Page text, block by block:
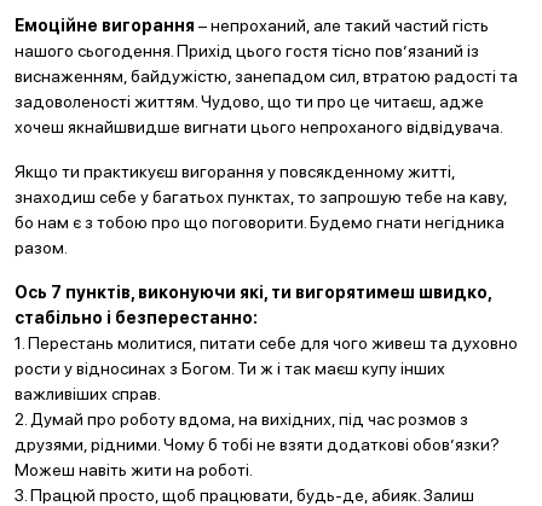
Емоційне вигорання – непроханий, але такий частий гість
нашого сьогодення. Прихід цього гостя тісно пов’язаний із
виснаженням, байдужістю, занепадом сил, втратою радості та
задоволеності життям. Чудово, що ти про це читаєш, адже
хочеш якнайшвидше вигнати цього непроханого відвідувача.
Якщо ти практикуєш вигорання у повсякденному житті,
знаходиш себе у багатьох пунктах, то запрошую тебе на каву,
бо нам є з тобою про що поговорити. Будемо гнати негідника
разом.
Ось 7 пунктів, виконуючи які, ти вигорятимеш швидко,
стабільно і безперестанно:
1. Перестань молитися, питати себе для чого живеш та духовно
рости у відносинах з Богом. Ти ж і так маєш купу інших
важливіших справ.
2. Думай про роботу вдома, на вихідних, під час розмов з
друзями, рідними. Чому б тобі не взяти додаткові обов’язки?
Можеш навіть жити на роботі.
3. Працюй просто, щоб працювати, будь-де, абияк. Залиш